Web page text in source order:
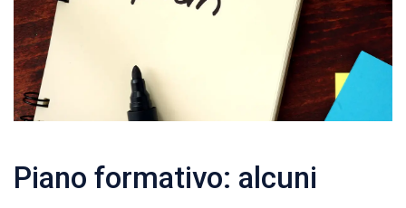
Piano formativo: alcuni